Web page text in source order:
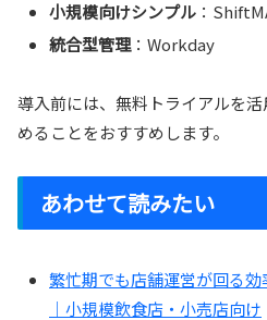
小規模向けシンプル ：
統合型管理：Workday
導入前には、無料トライアルを
めることをおすすめします。
あわせて読みたい
繁忙期でも店舗運営が回る
｜小規模飲食店・小売店向け